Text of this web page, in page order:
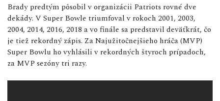
Brady predtým pôsobil v organizácii Patriots rovné dve
dekády. V Super Bowle triumfoval v rokoch 2001, 2003,
2004, 2014, 2016, 2018 a vo finále sa predstavil deväťkrát, čo
je tiež rekordný zápis. Za Najužitočnejšieho hráča (MVP)
Super Bowlu ho vyhlásili v rekordných štyroch prípadoch,
za MVP sezóny tri razy.